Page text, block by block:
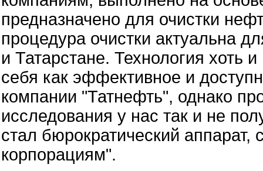
предназначено для очистки
процедура очистки актуальна
и Татарстане. Технология хоть
себя как эффективное и
компании "Татнефть", однако
исследования у нас так и не
стал бюрократический
корпорациям".